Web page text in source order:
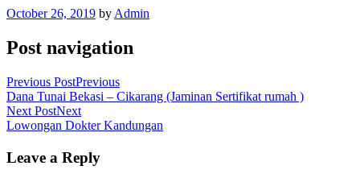
October 26, 2019 by Admin
Post navigation
Previous PostPrevious
Dana Tunai Bekasi – Cikarang (Jaminan Sertifikat rumah )
Next PostNext
Lowongan Dokter Kandungan
Leave a Reply